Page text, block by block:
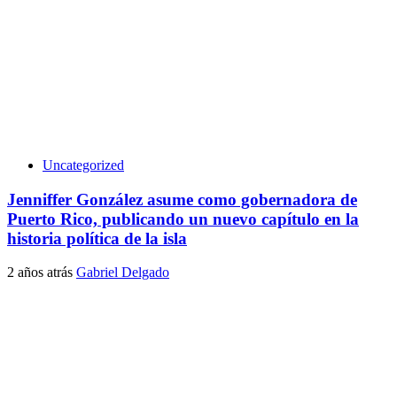
Uncategorized
Jenniffer González asume como gobernadora de
Puerto Rico, publicando un nuevo capítulo en la
historia política de la isla
2 años atrás Gabriel Delgado